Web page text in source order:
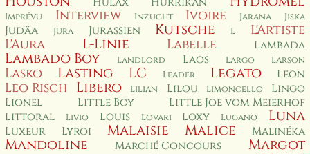
Imprévu Interview Inzucht Ivoire Jarana Jiska
Judäa Jura Jurassien Kutsche L
L'Artiste
L'Aura
L-Linie Labelle Lambada
Lambado Boy Landlord Laos Largo Larson
Lasko Lasting LC Leader Legato Leon
Leo Risch Libero Lilian Lilou Limoncello
Lingo
Lionel
Little Boy
Little Joe vom Meierhof
Littoral
Livio Louis Lovari Loxy Lugano Luna
Luxeur Lyroi Malaisie Malice Malinéka
Mandoline Marché Concours Margot